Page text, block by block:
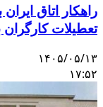
راهکار اتاق
تعطیلات
۱۴۰۵/۰۵/۱۳
۱۷:۵۲